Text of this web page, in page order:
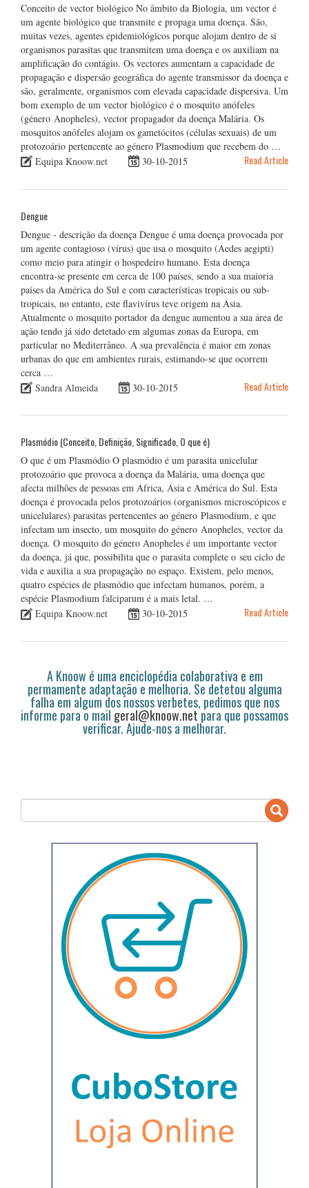
Conceito de vector biológico No âmbito da Biologia, um vector é
um agente biológico que transmite e propaga uma doença. São,
muitas vezes, agentes epidemiológicos porque alojam dentro de si
organismos parasitas que transmitem uma doença e os auxiliam na
amplificação do contágio. Os vectores aumentam a capacidade de
propagação e dispersão geográfica do agente transmissor da doença e
são, geralmente, organismos com elevada capacidade dispersiva. Um
bom exemplo de um vector biológico é o mosquito anófeles
(género Anopheles), vector propagador da doença Malária. Os
mosquitos anófeles alojam os gametócitos (células sexuais) de um
protozoário pertencente ao género Plasmodium que recebem do …
Equipa Knoow.net
30-10-2015 Read Article
Dengue
Dengue - descrição da doença Dengue é uma doença provocada por
um agente contagioso (vírus) que usa o mosquito (Aedes aegipti)
como meio para atingir o hospedeiro humano. Esta doença
encontra-se presente em cerca de 100 países, sendo a sua maioria
países da América do Sul e com características tropicais ou sub-
tropicais, no entanto, este flavivírus teve origem na Ásia.
Atualmente o mosquito portador da dengue aumentou a sua área de
ação tendo já sido detetado em algumas zonas da Europa, em
particular no Mediterrâneo. A sua prevalência é maior em zonas
urbanas do que em ambientes rurais, estimando-se que ocorrem
cerca …
Sandra Almeida
30-10-2015 Read Article
Plasmódio (Conceito, Definição, Significado, O que é)
O que é um Plasmódio O plasmódio é um parasita unicelular
protozoário que provoca a doença da Malária, uma doença que
afecta milhões de pessoas em África, Ásia e América do Sul. Esta
doença é provocada pelos protozoários (organismos microscópicos e
unicelulares) parasitas pertencentes ao género Plasmodium, e que
infectam um insecto, um mosquito do género Anopheles, vector da
doença. O mosquito do género Anopheles é um importante vector
da doença, já que, possibilita que o parasita complete o seu ciclo de
vida e auxilia a sua propagação no espaço. Existem, pelo menos,
quatro espécies de plasmódio que infectam humanos, porém, a
espécie Plasmodium falciparum é a mais letal. …
Equipa Knoow.net
30-10-2015 Read Article
A Knoow é uma enciclopédia colaborativa e em
permamente adaptação e melhoria. Se detetou alguma
falha em algum dos nossos verbetes, pedimos que nos
informe para o mail geral@knoow.netpara que possamos
verificar. Ajude-nos a melhorar.